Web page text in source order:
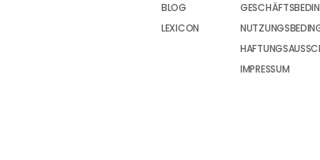
BLOG
LEXICON
IMPRESSUM